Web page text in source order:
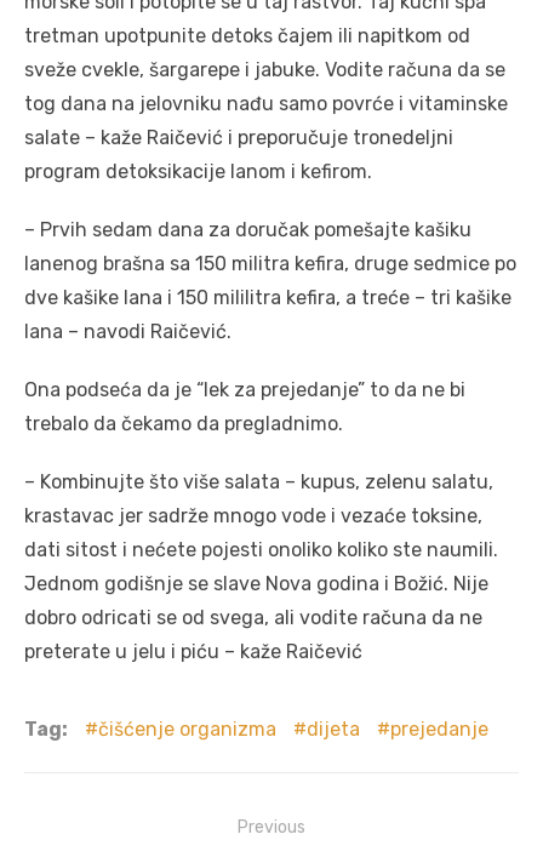
tretman upotpunite detoks čajem ili napitkom od
sveže cvekle, šargarepe i jabuke. Vodite računa da se
tog dana na jelovniku nađu samo povrće i vitaminske
salate – kaže Raičević i preporučuje tronedeljni
program detoksikacije lanom i kefirom.
– Prvih sedam dana za doručak pomešajte kašiku
lanenog brašna sa 150 militra kefira, druge sedmice po
dve kašike lana i 150 mililitra kefira, a treće – tri kašike
lana – navodi Raičević.
Ona podseća da je “lek za prejedanje” to da ne bi
trebalo da čekamo da pregladnimo.
– Kombinujte što više salata – kupus, zelenu salatu,
krastavac jer sadrže mnogo vode i vezaće toksine,
dati sitost i nećete pojesti onoliko koliko ste naumili.
Jednom godišnje se slave Nova godina i Božić. Nije
dobro odricati se od svega, ali vodite računa da ne
preterate u jelu i piću – kaže Raičević
Tag: čišćenje organizma dijeta prejedanje
Previous